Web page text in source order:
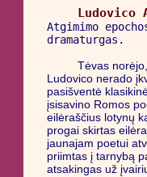
Ludovico
Atgimimo
dramaturgas.
Tėvas
Ludovico nerado
pasišventė
įsisavino Romos
eilėraščius lotynų
progai skirtas
jaunajam poetui
priimtas į tarnybą
atsakingas už